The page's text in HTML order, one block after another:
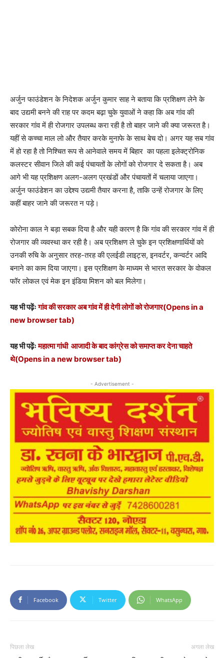
अर्जुन फाउंडेशन के निदेशक अर्जुन कुमार साह ने बताया कि प्रशिक्षण लेने के
बाद उद्यमी बनने की राह पर कदम बढ़ा चुके युवाओं ने कहा कि अब गांव की
सरकार गांव में ही रोजगार उपलब्ध करा रही है तो बाहर जाने की क्या जरूरत है।
यहीं से कच्चा माल लो और तैयार करके मुनाफे के साथ बेच दो। अगर यह सब गांव
में हो रहा है तो निश्चित रूप से आनेवाले समय में बिहार का पहला इलेक्ट्रोनिक
कलस्टर सीवान जिले की कई पंचायतों के लोगों को रोजगार दे सकता है। अब
आगे भी यह प्रशिक्षण अलग-अलग प्रखंडों और पंचायतों में चलाया जाएगा।
अर्जुन फाउंडेशन का उद्देश्य उद्यमी तैयार करना है, ताकि उन्हें रोजगार के लिए
कहीं बाहर जाने की जरूरत न पड़े।
कोरोना काल ने बड़ा सबक दिया है और यही कारण है कि गांव की सरकार गांव में ही
रोजगार की व्यवस्था कर रही है। अब प्रशिक्षण ले चुके इन प्रशिक्षणार्थियों को
उनकी रुचि के अनुसार तरह-तरह की एलईडी लाइट्स, इनवर्टर, कन्वर्टर आदि
बनाने का काम दिया जाएगा। इस प्रशिक्षण के माध्यम से भारत सरकार के वोकल
फॉर लोकल एवं मेक इन इंडिया मिशन को बल मिलेगा।
यह भी पढ़ेंःगांव की सरकार अब गांव में ही देगी लोगों को रोजगार(Opens in a
new browser tab)
यह भी पढ़ेंःमहात्मा गांधी आजादी के बाद कांग्रेस को समाप्त कर देना चाहते
थे(Opens in a new browser tab)
- Advertisement -
Facebook Twitter WhatsApp
पिछला लेख अगला लेख